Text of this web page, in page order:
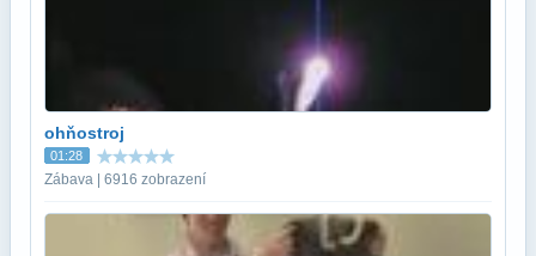
ohňostroj
01:28
Zábava | 6916 zobrazení